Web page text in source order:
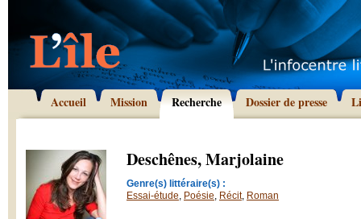
Accueil Mission Recherche Dossier de presse
Deschênes, Marjolaine
Genre(s) littéraire(s) :
Essai-étude, Poésie, Récit, Roman